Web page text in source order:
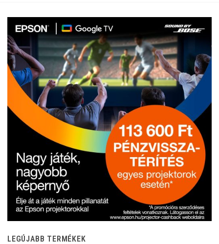
LEGÚJABB TERMÉKEK